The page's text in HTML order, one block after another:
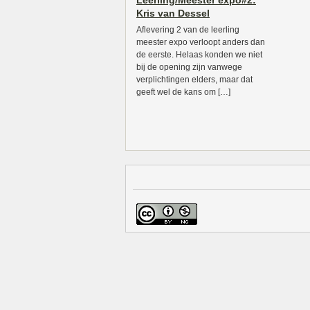
Kris van Dessel
Aflevering 2 van de leerling
meester expo verloopt anders dan
de eerste. Helaas konden we niet
bij de opening zijn vanwege
verplichtingen elders, maar dat
geeft wel de kans om […]